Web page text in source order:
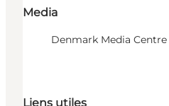
Media
Denmark Media Centre
Liens utiles